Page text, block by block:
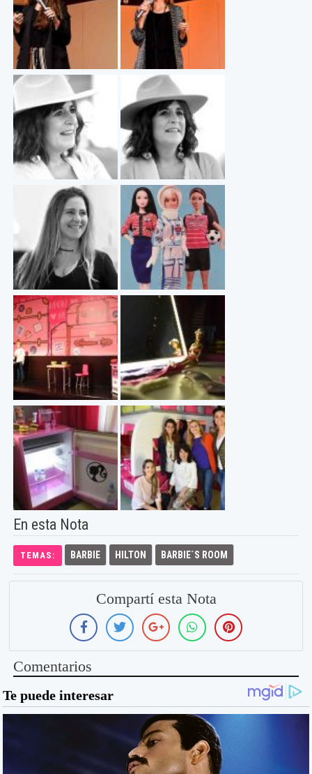
En esta Nota
TEMAS: BARBIE HILTON BARBIE´S ROOM
Compartí esta Nota
Comentarios